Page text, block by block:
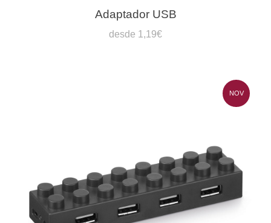
Adaptador USB
desde 1,19€
NOV